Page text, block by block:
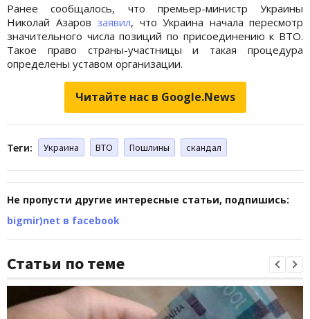
Ранее сообщалось, что премьер-министр Украины
Николай Азаров заявил, что Украина начала пересмотр
значительного числа позиций по присоединению к ВТО.
Такое право страны-участницы и такая процедура
определены уставом организации.
Читайте нас в Google.News
Теги: Украина ВТО Пошлины скандал
Не пропусти другие интересные статьи, подпишись:
bigmir)net в facebook
Статьи по теме